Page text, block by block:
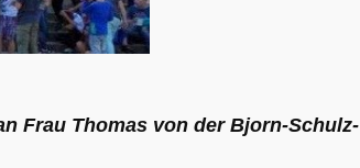
Frau Thomas von der Bjorn-Schulz-